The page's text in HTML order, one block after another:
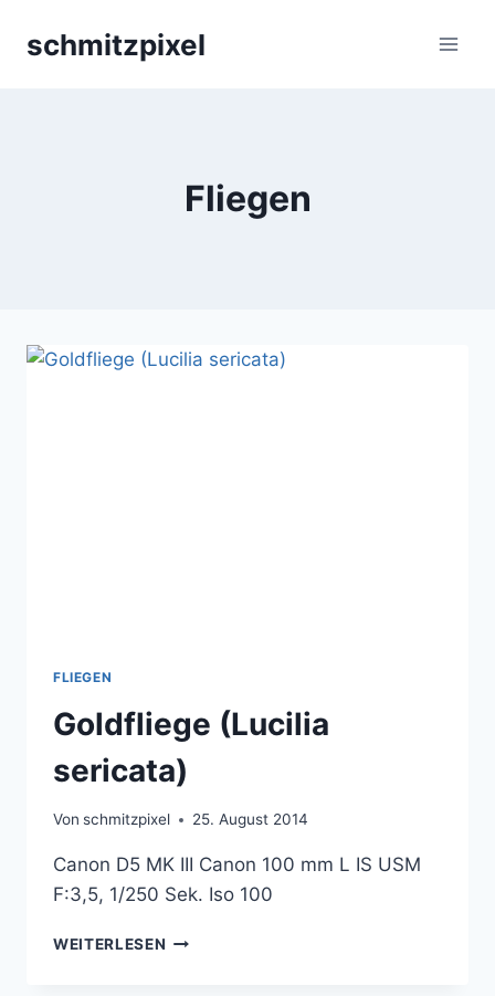
Inhaltschmitzpixel
Fliegen
FLIEGEN
Goldfliege (Lucilia
sericata)
Von schmitzpixel 25. August 2014
Canon D5 MK III Canon 100 mm L IS USM
F:3,5, 1/250 Sek. Iso 100
WEITERLESEN GOLDFLIEGE